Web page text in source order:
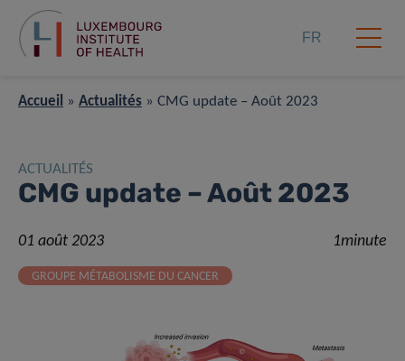
FR
Accueil » Actualités » CMG update – Août 2023
ACTUALITÉS
CMG update – Août 2023
01 août 2023 1minute
GROUPE MÉTABOLISME DU CANCER